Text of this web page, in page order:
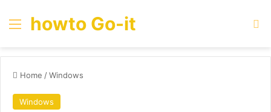
Menu
howto Go-it
Home /Windows
Windows